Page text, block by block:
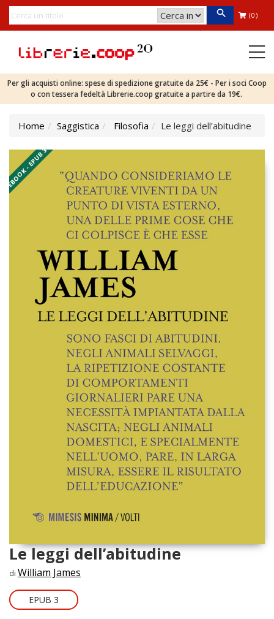
(0)
Per gli acquisti online: spese di spedizione gratuite da 25€ - Per i soci Coop
o con tessera fedeltà Librerie.coop gratuite a partire da 19€.
Home Saggistica Filosofia Le leggi dell’abitudine
EBOOK - EPUB 3
Le leggi dell’abitudine
di William James
EPUB 3